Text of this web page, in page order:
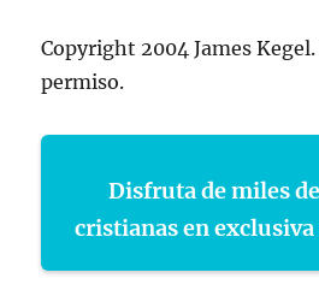
Copyright 2004 James Kegel.
permiso.
Disfruta de miles
cristianas en